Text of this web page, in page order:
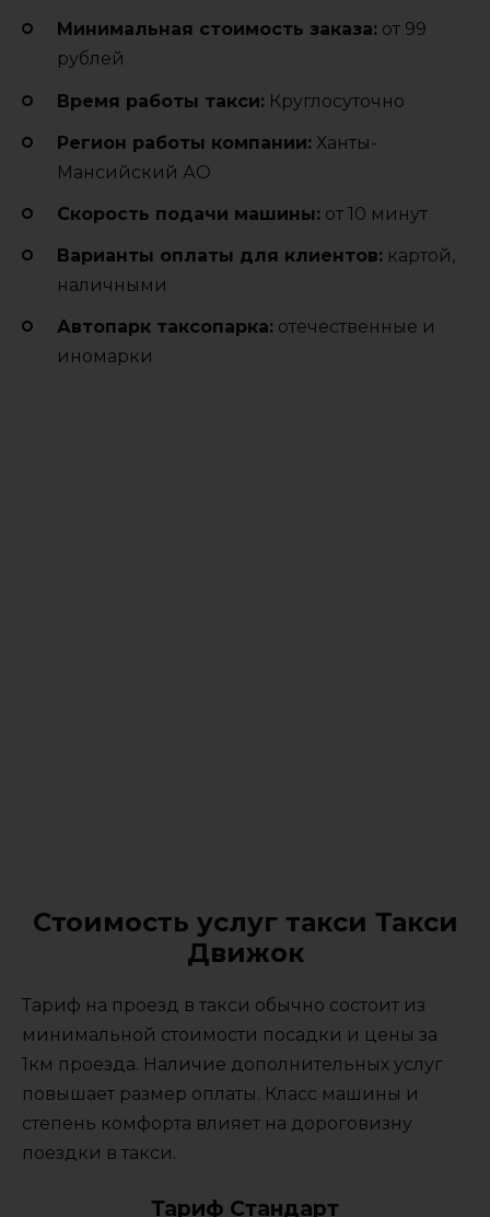
Минимальная стоимость заказа: от 99
рублей
Время работы такси: Круглосуточно
Регион работы компании: Ханты-
Мансийский АО
Cкорость подачи машины: от 10 минут
Варианты оплаты для клиентов: картой,
наличными
Автопарк таксопарка: отечественные и
иномарки
Стоимость услуг такси Такси
Движок
Тариф на проезд в такси обычно состоит из
минимальной стоимости посадки и цены за
1км проезда. Наличие дополнительных услуг
повышает размер оплаты. Класс машины и
степень комфорта влияет на дороговизну
поездки в такси.
Тариф Стандарт